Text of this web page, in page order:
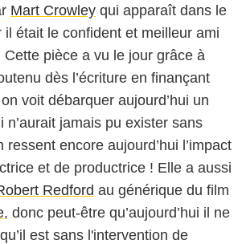
Mart Crowley qui apparaît dans le
il était le confident et meilleur ami
pièce a vu le jour grâce à
dès l’écriture en finançant
voit débarquer aujourd’hui un
n’aurait jamais pu exister sans
ressent encore aujourd’hui l’impact
et de productrice ! Elle a aussi
Redford au générique du film
, donc peut-être qu’aujourd’hui il ne
est sans l'intervention de